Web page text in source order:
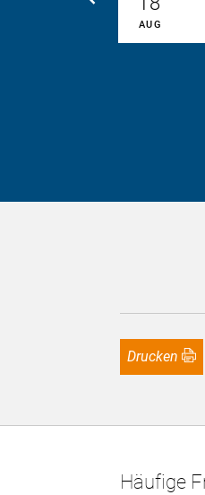
AUG
Drucken
Häufige